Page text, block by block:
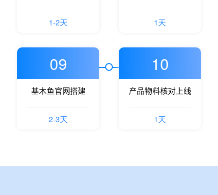
1-2天 1天
09
基木鱼官网搭建
2-3天
10
产品物料核对上线
1天